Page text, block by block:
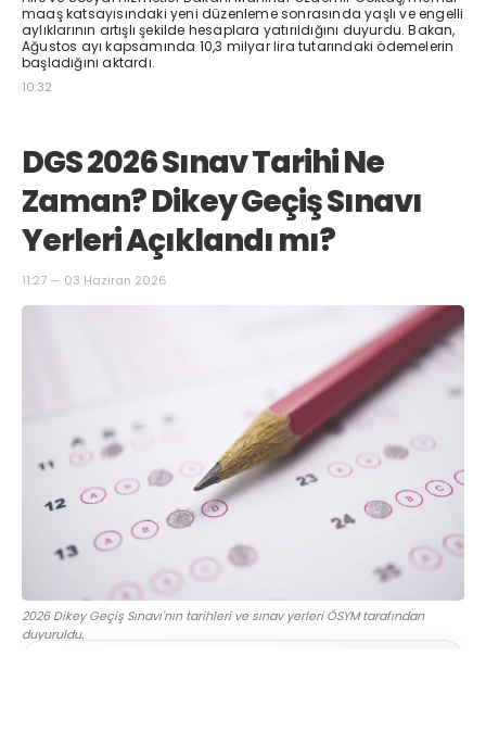
maaş katsayısındaki yeni düzenleme sonrasında yaşlı ve engelli
aylıklarının artışlı şekilde hesaplara yatırıldığını duyurdu. Bakan,
Ağustos ayı kapsamında 10,3 milyar lira tutarındaki ödemelerin
başladığını aktardı.
10:32